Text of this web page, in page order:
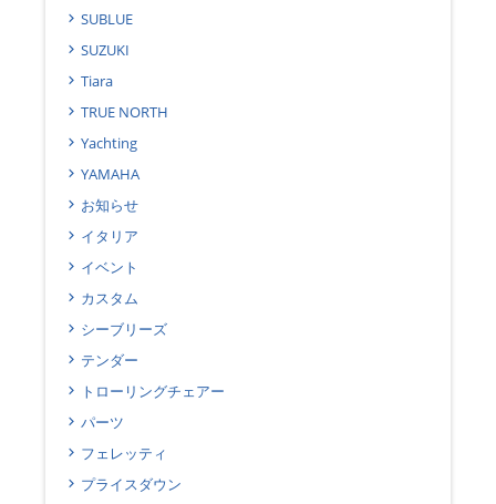
SUBLUE
SUZUKI
Tiara
TRUE NORTH
Yachting
YAMAHA
お知らせ
イタリア
イベント
カスタム
シーブリーズ
テンダー
トローリングチェアー
パーツ
フェレッティ
プライスダウン